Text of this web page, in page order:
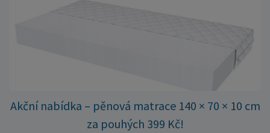
množství kusů, proto můžeme objednávky rychle expedovat.
Vyberte si vhodný rozměr a dopřejte své matraci kvalitní
podklad za výhodnou cenu.
Akční nabídka – pěnová matrace 140 × 70 × 10 cm
za pouhých 399 Kč!